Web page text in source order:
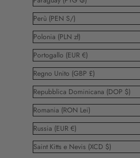
Perù (PEN S/)
Polonia (PLN zł)
Portogallo (EUR €)
Regno Unito (GBP £)
Repubblica Dominicana (DOP $)
Romania (RON Lei)
Russia (EUR €)
Saint Kitts e Nevis (XCD $)